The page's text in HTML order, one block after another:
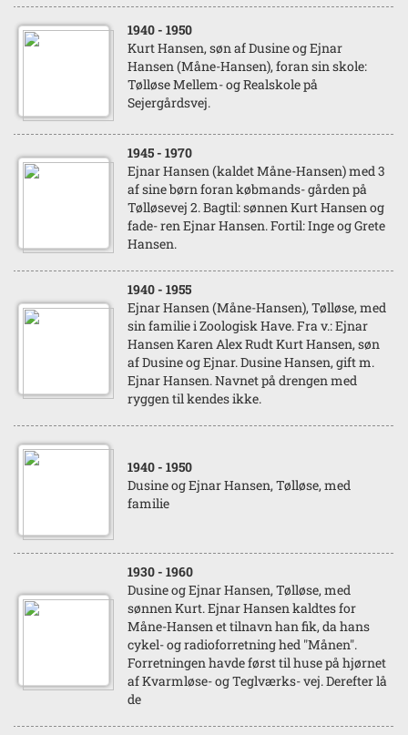
1940 - 1950
Kurt Hansen, søn af Dusine og Ejnar
Hansen (Måne-Hansen), foran sin skole:
Tølløse Mellem- og Realskole på
Sejergårdsvej.
1945 - 1970
Ejnar Hansen (kaldet Måne-Hansen) med 3
af sine børn foran købmands- gården på
Tølløsevej 2. Bagtil: sønnen Kurt Hansen og
fade- ren Ejnar Hansen. Fortil: Inge og Grete
Hansen.
1940 - 1955
Ejnar Hansen (Måne-Hansen), Tølløse, med
sin familie i Zoologisk Have. Fra v.: Ejnar
Hansen Karen Alex Rudt Kurt Hansen, søn
af Dusine og Ejnar. Dusine Hansen, gift m.
Ejnar Hansen. Navnet på drengen med
ryggen til kendes ikke.
1940 - 1950
Dusine og Ejnar Hansen, Tølløse, med
familie
1930 - 1960
Dusine og Ejnar Hansen, Tølløse, med
sønnen Kurt. Ejnar Hansen kaldtes for
Måne-Hansen et tilnavn han fik, da hans
cykel- og radioforretning hed "Månen".
Forretningen havde først til huse på hjørnet
af Kvarmløse- og Teglværks- vej. Derefter lå
de